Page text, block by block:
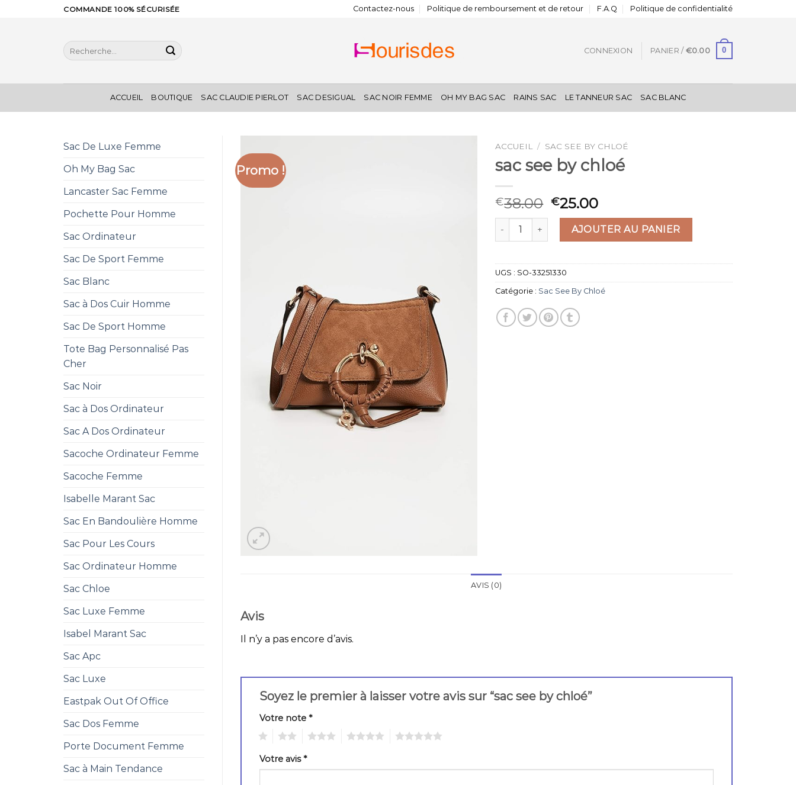
COMMANDE 100% SÉCURISÉE Contactez-nous Politique de remboursement et de retour F.A.Q Politique de confidentialité
Recherche
pour :
CONNEXION PANIER / €0.00 0
ACCUEIL BOUTIQUE SAC CLAUDIE PIERLOT SAC DESIGUAL SAC NOIR FEMME OH MY BAG SAC RAINS SAC LE TANNEUR SAC SAC BLANC
Sac De Luxe Femme
Oh My Bag Sac
Lancaster Sac Femme
Pochette Pour Homme
Sac Ordinateur
Sac De Sport Femme
Sac Blanc
Sac à Dos Cuir Homme
Sac De Sport Homme
Tote Bag Personnalisé Pas
Cher
Sac Noir
Sac à Dos Ordinateur
Sac A Dos Ordinateur
Sacoche Ordinateur Femme
Sacoche Femme
Isabelle Marant Sac
Sac En Bandoulière Homme
Sac Pour Les Cours
Sac Ordinateur Homme
Sac Chloe
Sac Luxe Femme
Isabel Marant Sac
Sac Apc
Sac Luxe
Eastpak Out Of Office
Sac Dos Femme
Porte Document Femme
Sac à Main Tendance
Promo !
ACCUEIL / SAC SEE BY CHLOÉ
sac see by chloé
€38.00 €25.00
quantité de sac see by chloéAJOUTER AU PANIER
UGS : SO-33251330
Catégorie : Sac See By Chloé
AVIS (0)
Avis
Il n’y a pas encore d’avis.
Soyez le premier à laisser votre avis sur “sac see by chloé”
Votre note *
Votre avis*